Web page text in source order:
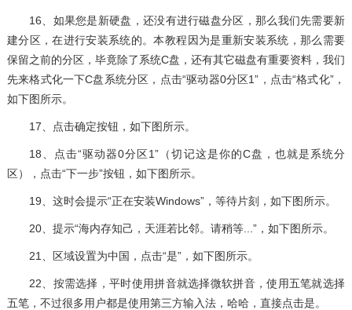
16、如果您是新硬盘，还没有进行磁盘分区，那么我们先需要新
建分区，在进行安装系统的。本教程因为是重新安装系统，那么需要
保留之前的分区，毕竟除了系统C盘，还有其它磁盘有重要资料，我们
先来格式化一下C盘系统分区，点击“驱动器0分区1”，点击“格式化”，
如下图所示。
17、点击确定按钮，如下图所示。
18、点击“驱动器0分区1”（切记这是你的C盘，也就是系统分
区），点击“下一步”按钮，如下图所示。
19、这时会提示“正在安装Windows”，等待片刻，如下图所示。
20、提示“海内存知己，天涯若比邻。请稍等...”，如下图所示。
21、区域设置为中国，点击“是”，如下图所示。
22、按需选择，平时使用拼音就选择微软拼音，使用五笔就选择
五笔，不过很多用户都是使用第三方输入法，哈哈，直接点击是。